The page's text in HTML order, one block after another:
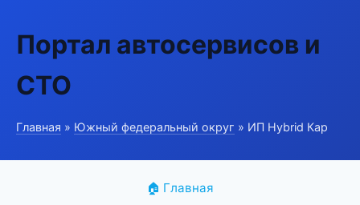
Портал автосервисов и
СТО
Главная » Южный федеральный округ » ИП Hybrid Кар
🏠 Главная